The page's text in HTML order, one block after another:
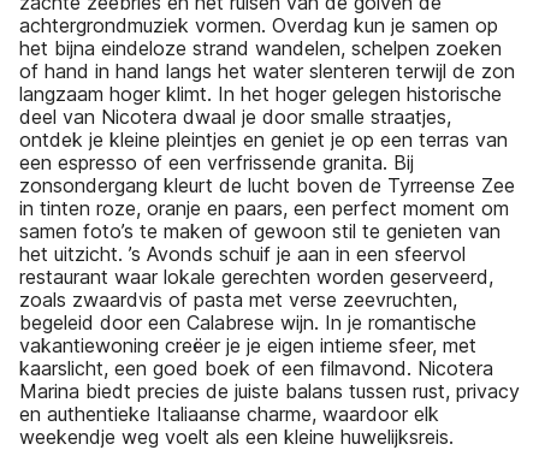
achtergrondmuziek vormen. Overdag kun je samen op
het bijna eindeloze strand wandelen, schelpen zoeken
of hand in hand langs het water slenteren terwijl de zon
langzaam hoger klimt. In het hoger gelegen historische
deel van Nicotera dwaal je door smalle straatjes,
ontdek je kleine pleintjes en geniet je op een terras van
een espresso of een verfrissende granita. Bij
zonsondergang kleurt de lucht boven de Tyrreense Zee
in tinten roze, oranje en paars, een perfect moment om
samen foto’s te maken of gewoon stil te genieten van
het uitzicht. ’s Avonds schuif je aan in een sfeervol
restaurant waar lokale gerechten worden geserveerd,
zoals zwaardvis of pasta met verse zeevruchten,
begeleid door een Calabrese wijn. In je romantische
vakantiewoning creëer je je eigen intieme sfeer, met
kaarslicht, een goed boek of een filmavond. Nicotera
Marina biedt precies de juiste balans tussen rust, privacy
en authentieke Italiaanse charme, waardoor elk
weekendje weg voelt als een kleine huwelijksreis.